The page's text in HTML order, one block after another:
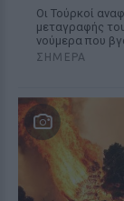
Οι Τούρκοί
μεταγραφής
νούμερα που
ΣΉΜΕΡΑ